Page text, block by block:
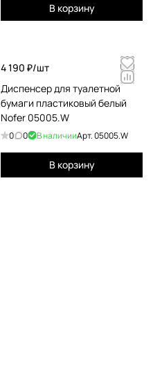
В корзину
4 190 ₽/шт
Диспенсер для туалетной
бумаги пластиковый белый
Nofer 05005.W
0 0 В наличииАрт.05005.W
В корзину